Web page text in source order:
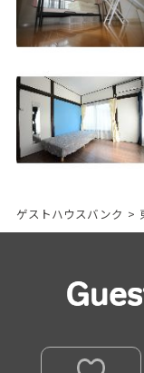
ゲストハウスバンク >